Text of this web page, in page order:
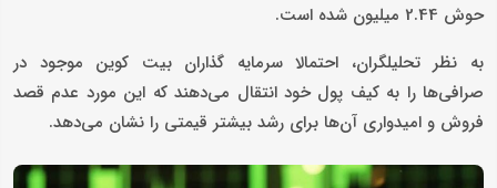
حوش 2.44 میلیون شده است.
به نظر تحلیلگران، احتمالا سرمایه گذاران بیت کوین موجود در
صرافی‌ها را به کیف پول خود انتقال می‌دهند که این مورد عدم قصد
فروش و امیدواری آن‌ها برای رشد بیشتر قیمتی را نشان می‌دهد.